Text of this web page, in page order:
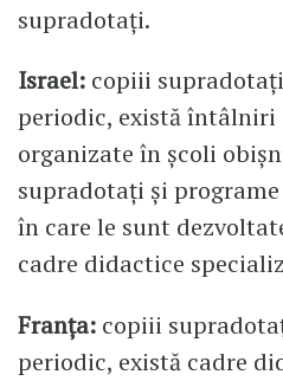
supradotați.
Israel: copiii
periodic, există întâlniri
organizate în școli
supradotați și
în care le sunt
cadre didactice
Franța: copiii
periodic, există cadre